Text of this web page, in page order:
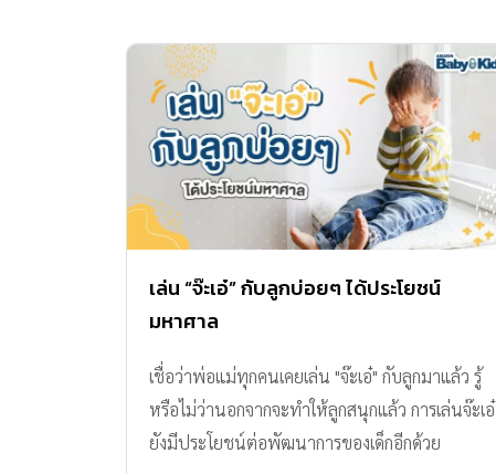
เล่น “จ๊ะเอ๋” กับลูกบ่อยๆ ได้ประโยชน์
มหาศาล
เชื่อว่าพ่อแม่ทุกคนเคยเล่น "จ๊ะเอ๋" กับลูกมาแล้ว รู้
หรือไม่ว่านอกจากจะทำให้ลูกสนุกแล้ว การเล่นจ๊ะเอ๋
ยังมีประโยชน์ต่อพัฒนาการของเด็กอีกด้วย